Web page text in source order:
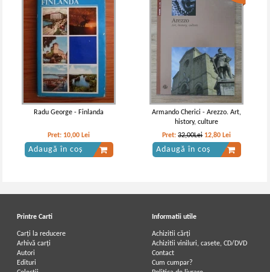
Radu George - Finlanda
Pret: 10,00 Lei
Adaugă în coș
Armando Cherici - Arezzo. Art,
history, culture
Pret:32,00Lei 12,80 Lei
Adaugă în coș
Printre Carti
Carți la reducere
Arhivă carți
Autori
Edituri
Informatii utile
Achizitii cărți
Achizitii viniluri, casete, CD/DVD
Contact
Cum cumpar?